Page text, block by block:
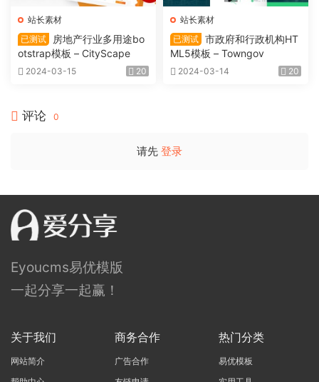
站长素材
已测试
房地产行业多用途bo
otstrap模板 – CityScape
2024-03-15 20
站长素材
已测试 市政府和行政机构HT
ML5模板 – Towngov
2024-03-14 20
评论 0
请先 登录
Eyoucms易优模版
一起分享一起赢！
关于我们
网站简介
商务合作
广告合作
热门分类
易优模板